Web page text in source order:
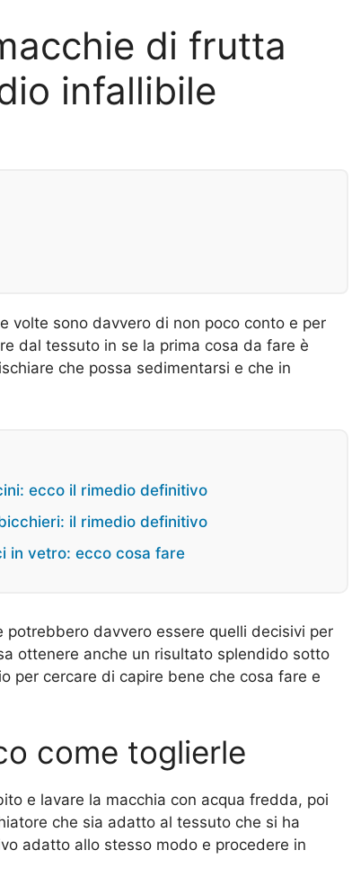
di frutta
infallibile
volte sono davvero di non poco conto e per
dal tessuto in se la prima cosa da fare è
che possa sedimentarsi e che in
ecco il rimedio definitivo
il rimedio definitivo
in vetro: ecco cosa fare
davvero essere quelli decisivi per
ottenere anche un risultato splendido sotto
per cercare di capire bene che cosa fare e
come toglierle
e lavare la macchia con acqua fredda, poi
che sia adatto al tessuto che si ha
adatto allo stesso modo e procedere in